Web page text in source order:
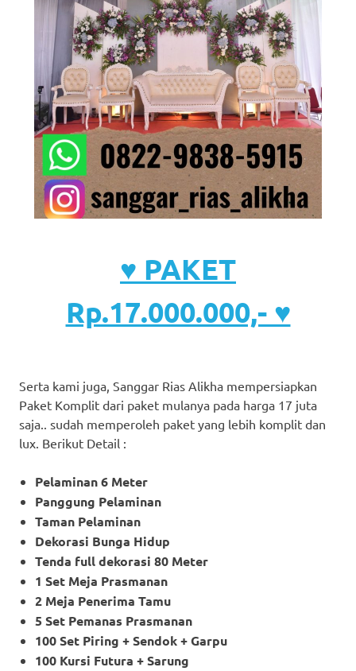
♥ PAKET
Rp.17.000.000,- ♥
Serta kami juga, Sanggar Rias Alikha mempersiapkan
Paket Komplit dari paket mulanya pada harga 17 juta
saja.. sudah memperoleh paket yang lebih komplit dan
lux. Berikut Detail :
Pelaminan 6 Meter
Panggung Pelaminan
Taman Pelaminan
Dekorasi Bunga Hidup
Tenda full dekorasi 80 Meter
1 Set Meja Prasmanan
2 Meja Penerima Tamu
5 Set Pemanas Prasmanan
100 Set Piring + Sendok + Garpu
100 Kursi Futura + Sarung